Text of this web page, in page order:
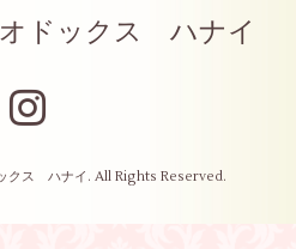
ドックス ハナイ
クス ハナイ . All Rights Reserved.